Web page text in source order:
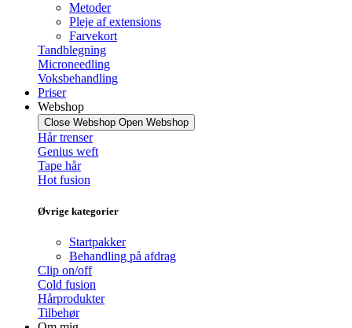
Metoder
Pleje af extensions
Farvekort
Tandblegning
Microneedling
Voksbehandling
Priser
Webshop
Close Webshop Open Webshop
Hår trenser
Genius weft
Tape hår
Hot fusion
Øvrige kategorier
Startpakker
Behandling på afdrag
Clip on/off
Cold fusion
Hårprodukter
Tilbehør